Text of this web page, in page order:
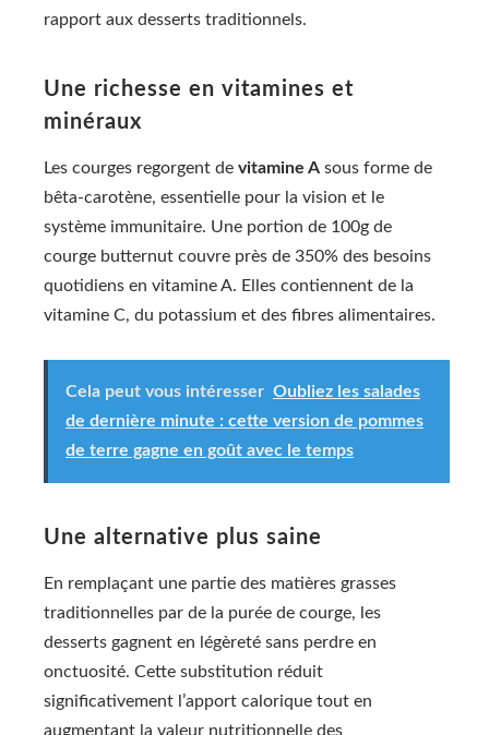
rapport aux desserts traditionnels.
Une richesse en vitamines et
minéraux
Les courges regorgent de vitamine A sous forme de
bêta-carotène, essentielle pour la vision et le
système immunitaire. Une portion de 100g de
courge butternut couvre près de 350% des besoins
quotidiens en vitamine A. Elles contiennent de la
vitamine C, du potassium et des fibres alimentaires.
Cela peut vous intéresser Oubliez les salades
de dernière minute : cette version de pommes
de terre gagne en goût avec le temps
Une alternative plus saine
En remplaçant une partie des matières grasses
traditionnelles par de la purée de courge, les
desserts gagnent en légèreté sans perdre en
onctuosité. Cette substitution réduit
significativement l’apport calorique tout en
augmentant la valeur nutritionnelle des